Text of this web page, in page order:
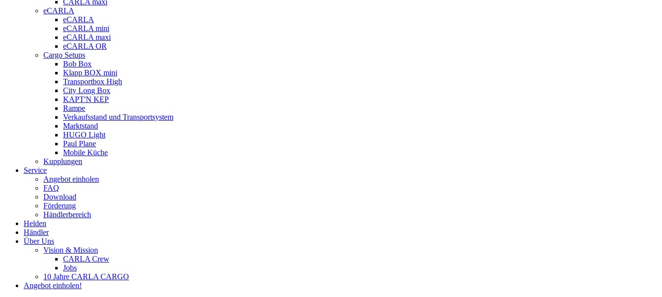
CARLA maxi
eCARLA
eCARLA
eCARLA mini
eCARLA maxi
eCARLA OR
Cargo Setups
Bob Box
Klapp BOX mini
Transportbox High
City Long Box
KAPT'N KEP
Rampe
Verkaufsstand und Transportsystem
Marktstand
HUGO Light
Paul Plane
Mobile Küche
Kupplungen
Service
Angebot einholen
FAQ
Download
Förderung
Händlerbereich
Helden
Händler
Über Uns
Vision & Mission
CARLA Crew
Jobs
10 Jahre CARLA CARGO
Angebot einholen!